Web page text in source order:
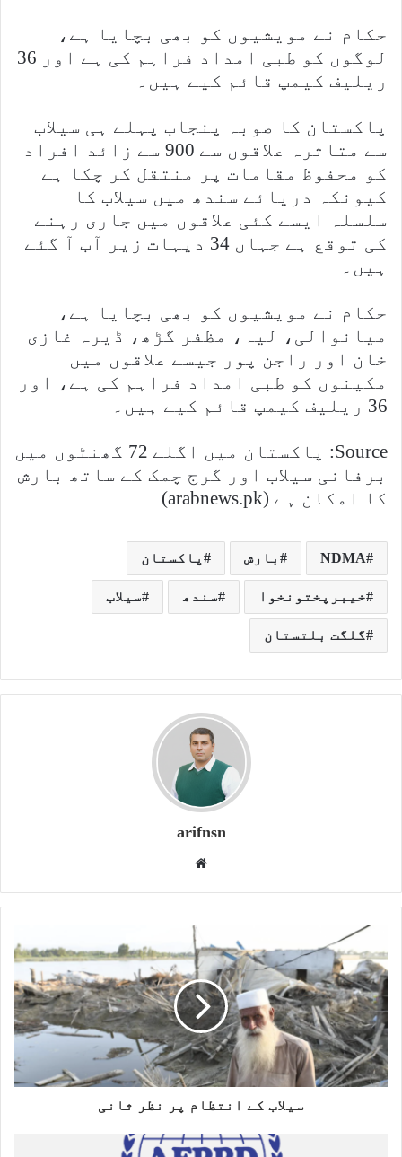
حکام نے مویشیوں کو بھی بچایا ہے،
لوگوں کو طبی امداد فراہم کی ہے اور 36
ریلیف کیمپ قائم کیے ہیں۔
پاکستان کا صوبہ پنجاب پہلے ہی سیلاب
سے متاثرہ علاقوں سے 900 سے زائد افراد
کو محفوظ مقامات پر منتقل کر چکا ہے
کیونکہ دریائے سندھ میں سیلاب کا
سلسلہ ایسے کئی علاقوں میں جاری رہنے
کی توقع ہے جہاں 34 دیہات زیر آب آ گئے
ہیں۔
حکام نے مویشیوں کو بھی بچایا ہے،
میانوالی، لیہ، مظفر گڑھ، ڈیرہ غازی
خان اور راجن پور جیسے علاقوں میں
مکینوں کو طبی امداد فراہم کی ہے، اور
36 ریلیف کیمپ قائم کیے ہیں۔
Source: پاکستان میں اگلے 72 گھنٹوں میں
برفانی سیلاب اور گرج چمک کے ساتھ بارش
کا امکان ہے (arabnews.pk)
NDMA بارش پاکستان
خیبرپختونخوا سندھ سیلاب
گلگت بلتستان
arifnsn
b
s
i
t
e
سیلاب کے انتظام پر نظر ثانی